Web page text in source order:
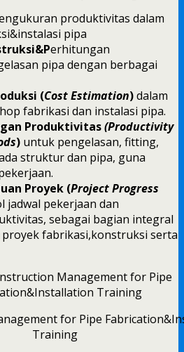
produktivitas dalam
pipa
erhitungan
pipa dengan berbagai
(Cost Estimation)dalam
fabrikasi dan instalasi pipa.
Produktivitas(Productivity
) untuk pengelasan, fitting,
struktur dan pipa, guna
Proyek (Project Progress
jadwal pekerjaan dan
sebagai bagian integral
fabrikasi,konstruksi serta
for Pipe
Training